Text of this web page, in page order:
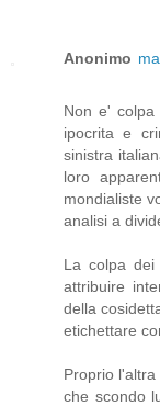
Anonimo
Non e'
ipocrita e
sinistra
loro
mondialiste
analisi a
La colpa dei
attribuire
della
etichettare
Proprio
che scondo